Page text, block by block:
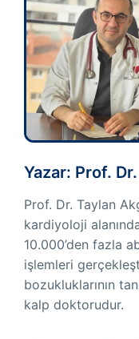
Yazar: Prof.
Prof. Dr. Taylan
kardiyoloji
10.000’den fazla
işlemleri
bozukluklarının
kalp doktorudur.